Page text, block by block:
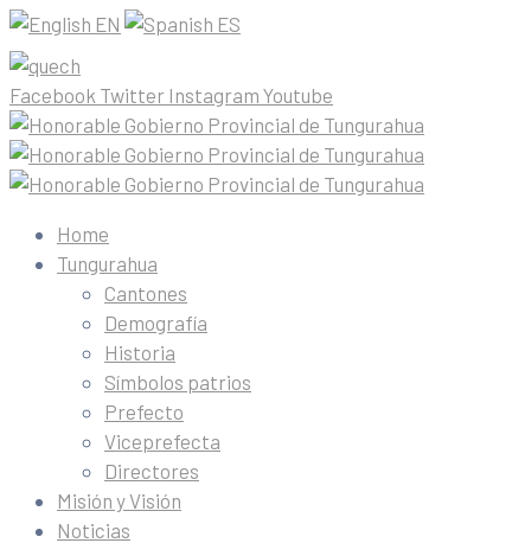
EN ES
Facebook Twitter Instagram Youtube
Home
Tungurahua
Cantones
Demografía
Historia
Símbolos patrios
Prefecto
Viceprefecta
Directores
Misión y Visión
Noticias